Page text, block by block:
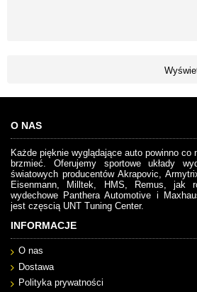
O NAS
Każde pięknie wyglądające auto powinno co
brzmieć. Oferujemy sportowe układy
światowych producentów Akrapovic,
Eisenmann, Milltek, HMS, Remus, jak
wydechowe Panthera Automotive i
jest częscią UNT Tuning Center.
INFORMACJE
O nas
Dostawa
Polityka prywatności